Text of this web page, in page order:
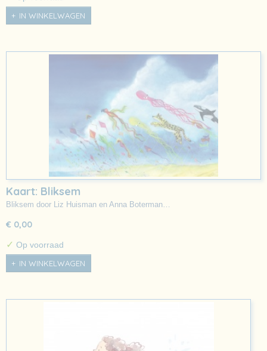
IN WINKELWAGEN
Kaart: Bliksem
Bliksem door Liz Huisman en Anna Boterman…
€ 0,00
✓ Op voorraad
IN WINKELWAGEN